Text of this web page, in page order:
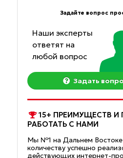
Задайте вопрос
Наши эксперты
ответят на
любой вопрос
Задать
15+ ПРЕИМУЩЕСТВ И
РАБОТАТЬ С НАМИ
Мы №1 на Дальнем Востоке
количеству успешно
действующих интернет-